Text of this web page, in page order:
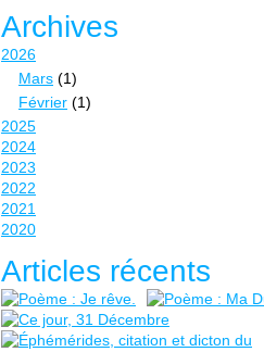
Archives
2026
Mars (1)
Février (1)
2025
2024
2023
2022
2021
2020
Articles récents